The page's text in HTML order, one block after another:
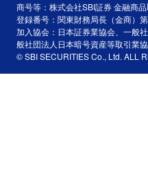
商号等：株式会社SBI証券 金融商
登録番号：関東財務局長（金商）
加入協会：日本証券業協会、一般
般社団法人日本暗号資産等取引業
© SBI SECURITIES Co., Ltd. ALL